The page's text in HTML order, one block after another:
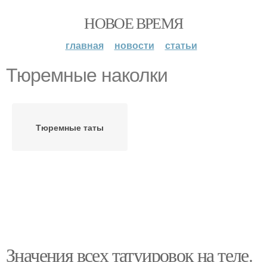
НОВОЕ ВРЕМЯ
главная новости статьи
Тюремные наколки
Тюремные таты
Значения всех татуировок на теле.